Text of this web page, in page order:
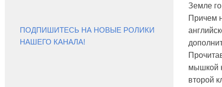
Земле
Причем
мышкой
второй
ПОДПИШИТЕСЬ НА НОВЫЕ РОЛИКИ
НАШЕГО КАНАЛА!